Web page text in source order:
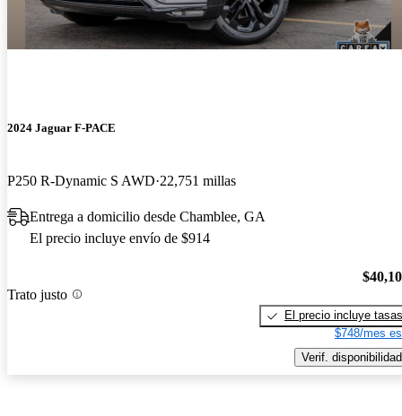
2024 Jaguar F-PACE
P250 R-Dynamic S AWD 22,751 millas
Entrega a domicilio desde Chamblee, GA
El precio incluye envío de $914
Trato justo
El precio incluye tasas
$748/mes
Verif. disponibilidad